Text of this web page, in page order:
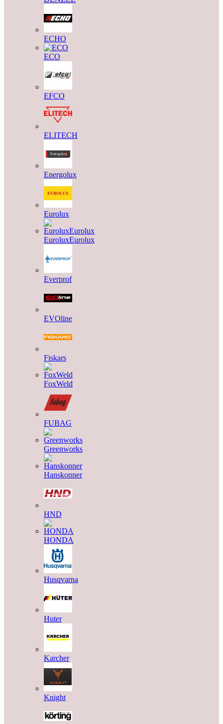
ECHO
ECO
EFCO
ELITECH
Energolux
Eurolux
EuroluxEurolux
Everprof
EVOline
Fiskars
FoxWeld
FUBAG
Greenworks
Hanskonner
HND
HONDA
Husqvarna
Huter
Karcher
Knight